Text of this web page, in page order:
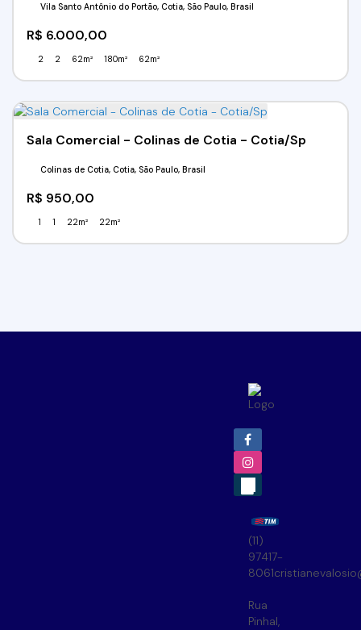
R$ 6.000,00
Vila Santo Antônio do Portão, Cotia, São Paulo, Brasil
2 2 62m² 180m² 62m²
Sala Comercial - Colinas de Cotia - Cotia/Sp
R$ 950,00
Colinas de Cotia, Cotia, São Paulo, Brasil
1 1 22m² 22m²
(11)
97417-
8061
Rua
Pinhal,